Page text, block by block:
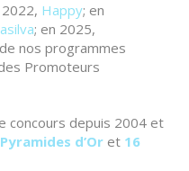
Happy; en
; en 2025,
nos programmes
Promoteurs
concours depuis 2004 et
d’Or et 16